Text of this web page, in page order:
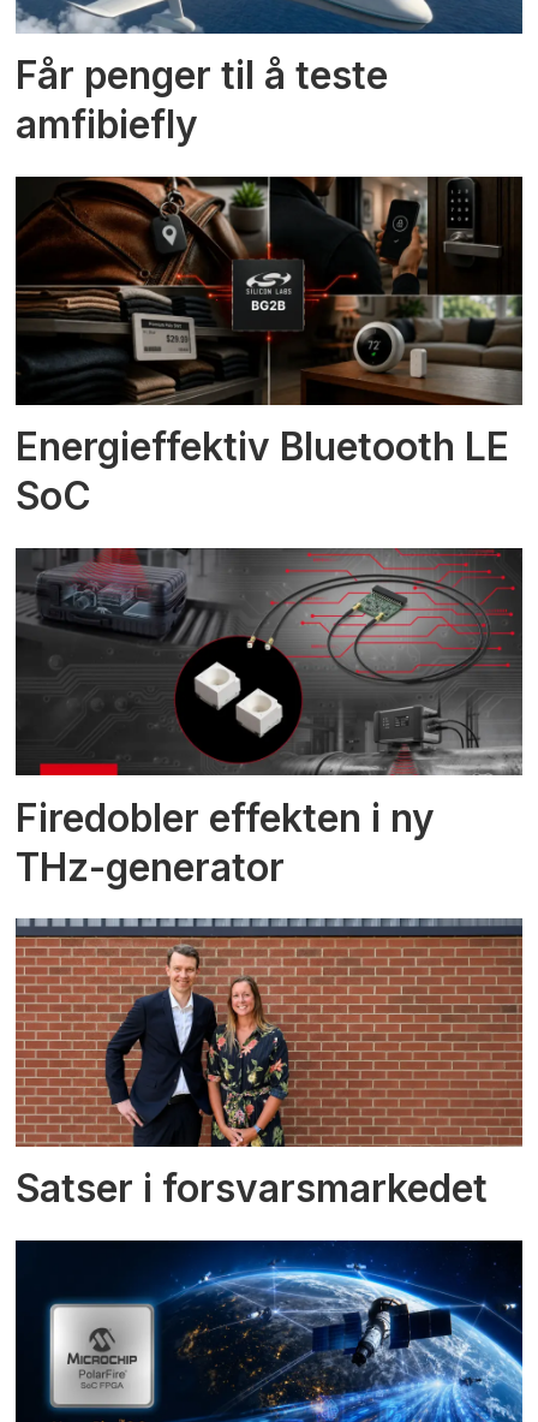
Får penger til å teste
amfibiefly
Energieffektiv Bluetooth LE
SoC
Firedobler effekten i ny
THz-generator
Satser i forsvarsmarkedet